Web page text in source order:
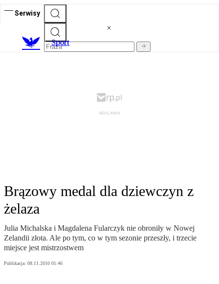
Serwisy
Sport
Brązowy medal dla dziewczyn z
żelaza
Julia Michalska i Magdalena Fularczyk nie obroniły w Nowej
Zelandii złota. Ale po tym, co w tym sezonie przeszły, i trzecie
miejsce jest mistrzostwem
Publikacja: 08.11.2010 01:46